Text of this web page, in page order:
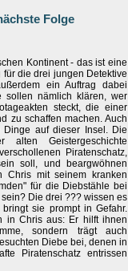
Folge
Kontinent - das ist eine
die drei jungen Detektive
ein Auftrag dabei
sollen nämlich klären, wer
steckt, die einer
zu schaffen machen. Auch
auf dieser Insel. Die
alten Geistergeschichte
Piratenschatz,
soll, und beargwöhnen
Chris mit seinem kranken
für die Diebstähle bei
Die drei ??? wissen es
sie prompt in Gefahr.
in Chris aus: Er hilft ihnen
sondern trägt auch
Diebe bei, denen in
Piratenschatz entrissen